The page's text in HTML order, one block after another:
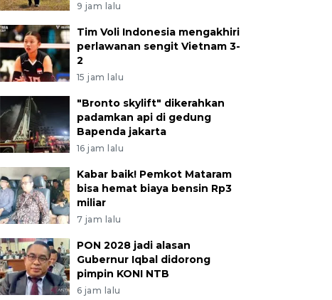
9 jam lalu
Tim Voli Indonesia mengakhiri
perlawanan sengit Vietnam 3-
2
15 jam lalu
"Bronto skylift" dikerahkan
padamkan api di gedung
Bapenda jakarta
16 jam lalu
Kabar baik! Pemkot Mataram
bisa hemat biaya bensin Rp3
miliar
7 jam lalu
PON 2028 jadi alasan
Gubernur Iqbal didorong
pimpin KONI NTB
6 jam lalu